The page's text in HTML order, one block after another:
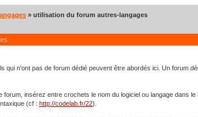
» utilisation du forum autres-langages
qui n'ont pas de forum dédié peuvent être abordés ici. Un forum
forum, insérez entre crochets le nom du logiciel ou langage dans
(cf : http://codelab.fr/22).